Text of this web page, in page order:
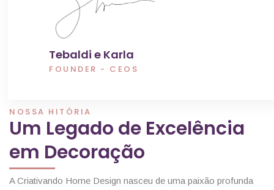
Tebaldi e Karla
FOUNDER - CEOS
NOSSA HITÓRIA
Um Legado de Excelência
em Decoração
A Criativando Home Design nasceu de uma paixão profunda